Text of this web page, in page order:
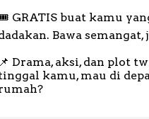
GRATIS buat kamu
Bawa
📌 Drama, aksi, dan plot
kamu, mau di